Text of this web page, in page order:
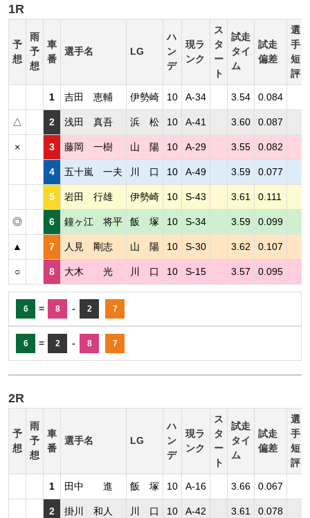
1R
予
想
雨
予
想
車
番
選手名 LG
ハ
ン
デ
現ラ
ンク
ス
タ
ー
ト
試走
タイ
ム
試走
偏差
選
手
短
評
1 吉田 恵輔 伊勢崎 10 A-34 3.54 0.084
△ 2 浅田 真吾 浜 松 10 A-41 3.60 0.087
× 3 藤岡 一樹 山 陽 10 A-29 3.55 0.082
4 五十嵐 一夫 川 口 10 A-49 3.59 0.077
5 岩田 行雄 伊勢崎 10 S-43 3.61 0.111
◎ 6 鐘ヶ江 将平 飯 塚 10 S-34 3.59 0.099
▲ 7 人見 剛志 山 陽 10 S-30 3.62 0.107
○ 8 大木 光 川 口 10 S-15 3.57 0.095
6 = 8 - 2 7
6 = 2 - 8 7
2R
予
想
雨
予
想
車
番
選手名 LG
ハ
ン
デ
現ラ
ンク
ス
タ
ー
ト
試走
タイ
ム
試走
偏差
選
手
短
評
1 田中 進 飯 塚 10 A-16 3.66 0.067
2 掛川 和人 川 口 10 A-42 3.61 0.078